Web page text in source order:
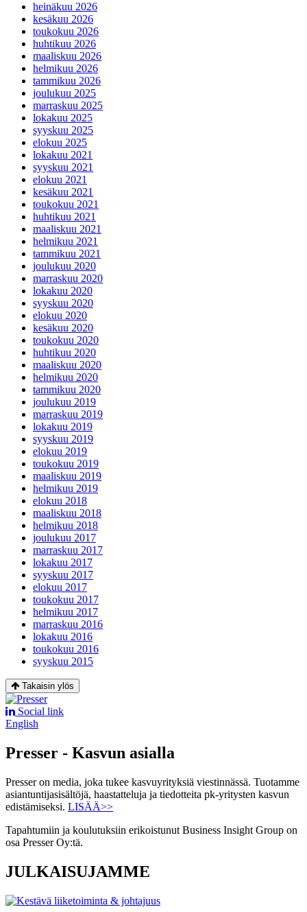
heinäkuu 2026
kesäkuu 2026
toukokuu 2026
huhtikuu 2026
maaliskuu 2026
helmikuu 2026
tammikuu 2026
joulukuu 2025
marraskuu 2025
lokakuu 2025
syyskuu 2025
elokuu 2025
lokakuu 2021
syyskuu 2021
elokuu 2021
kesäkuu 2021
toukokuu 2021
huhtikuu 2021
maaliskuu 2021
helmikuu 2021
tammikuu 2021
joulukuu 2020
marraskuu 2020
lokakuu 2020
syyskuu 2020
elokuu 2020
kesäkuu 2020
toukokuu 2020
huhtikuu 2020
maaliskuu 2020
helmikuu 2020
tammikuu 2020
joulukuu 2019
marraskuu 2019
lokakuu 2019
syyskuu 2019
elokuu 2019
toukokuu 2019
maaliskuu 2019
helmikuu 2019
elokuu 2018
maaliskuu 2018
helmikuu 2018
joulukuu 2017
marraskuu 2017
lokakuu 2017
syyskuu 2017
elokuu 2017
toukokuu 2017
helmikuu 2017
marraskuu 2016
lokakuu 2016
toukokuu 2016
syyskuu 2015
Takaisin ylös
Social link
English
Presser - Kasvun asialla
Presser on media, joka tukee kasvuyrityksiä viestinnässä. Tuotamme
asiantuntijasisältöjä, haastatteluja ja tiedotteita pk-yritysten kasvun
edistämiseksi. LISÄÄ>>
Tapahtumiin ja koulutuksiin erikoistunut Business Insight Group on
osa Presser Oy:tä.
JULKAISUJAMME